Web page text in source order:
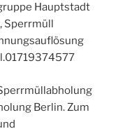
Hauptstadt
Sperrmüll
Berlin. Zum